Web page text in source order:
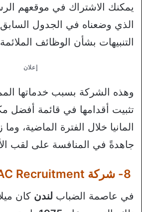
يمكنك الاشتراك في موقعهم
الذي وضعناه في الجدول
التنبيهات بشأن الوظائف
إعلان
وهذه الشركة بسبب خدماتها
تثبيت أقدامها في قائمة
المانيا خلال الفترة الماضية،
جاهدةً في المنافسة على لقب
8- شركة JAC Recruitment
في عاصمة الضباب لندن كان